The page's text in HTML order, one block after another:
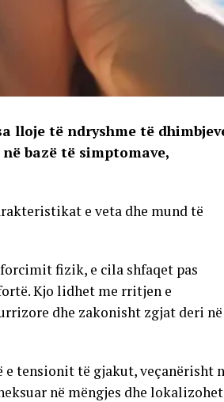
lloje të ndryshme të
bazë të simptomave,
e veta dhe mund të
fizik, e cila shfaqet pas
Kjo lidhet me rritjen e
dhe zakonisht zgjat deri në
e tensionit të gjakut, veçanërisht
në mëngjes dhe lokalizohet